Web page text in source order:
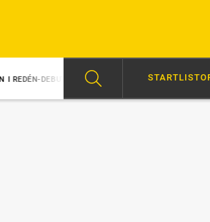
14:31 MAJBLOMSTER KOM LÖS EFTER